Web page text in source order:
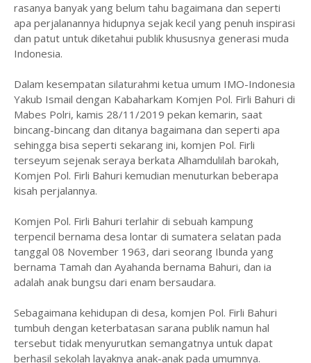
rasanya banyak yang belum tahu bagaimana dan seperti
apa perjalanannya hidupnya sejak kecil yang penuh inspirasi
dan patut untuk diketahui publik khususnya generasi muda
Indonesia.
Dalam kesempatan silaturahmi ketua umum IMO-Indonesia
Yakub Ismail dengan Kabaharkam Komjen Pol. Firli Bahuri di
Mabes Polri, kamis 28/11/2019 pekan kemarin, saat
bincang-bincang dan ditanya bagaimana dan seperti apa
sehingga bisa seperti sekarang ini, komjen Pol. Firli
terseyum sejenak seraya berkata Alhamdulilah barokah,
Komjen Pol. Firli Bahuri kemudian menuturkan beberapa
kisah perjalannya.
Komjen Pol. Firli Bahuri terlahir di sebuah kampung
terpencil bernama desa lontar di sumatera selatan pada
tanggal 08 November 1963, dari seorang Ibunda yang
bernama Tamah dan Ayahanda bernama Bahuri, dan ia
adalah anak bungsu dari enam bersaudara.
Sebagaimana kehidupan di desa, komjen Pol. Firli Bahuri
tumbuh dengan keterbatasan sarana publik namun hal
tersebut tidak menyurutkan semangatnya untuk dapat
berhasil sekolah layaknya anak-anak pada umumnya.